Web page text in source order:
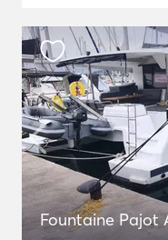
Fountaine Pajot